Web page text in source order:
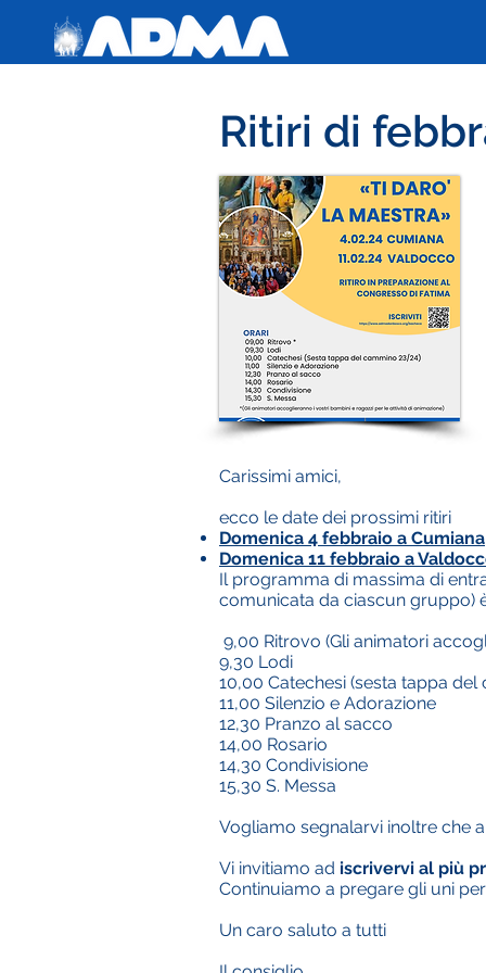
Ritiri di
Carissimi amici,
ecco le date dei prossimi ritiri
Domenica 4 febbraio a Cumiana
Domenica 11 febbraio a
Il programma di massima di
comunicata da ciascun gruppo)
9,00 Ritrovo (Gli animatori
9,30 Lodi
10,00 Catechesi (sesta tappa
11,00 Silenzio e Adorazione
12,30 Pranzo al sacco
14,00 Rosario
14,30 Condivisione
15,30 S. Messa
Vogliamo segnalarvi inoltre che
Vi invitiamo ad iscrivervi al più
Continuiamo a pregare gli uni
Un caro saluto a tutti